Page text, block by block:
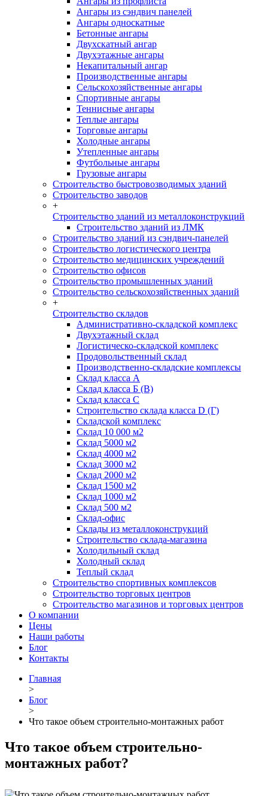
Ангары из сэндвич панелей
Ангары односкатные
Бетонные ангары
Двухскатный ангар
Двухэтажные ангары
Некапитальный ангар
Производственные ангары
Сельскохозяйственные ангары
Спортивные ангары
Теннисные ангары
Теплые ангары
Торговые ангары
Холодные ангары
Утепленные ангары
Футбольные ангары
Грузовые ангары
Строительство быстровозводимых зданий
Строительство заводов
+
Строительство зданий из металлоконструкций
Строительство зданий из ЛМК
Строительство зданий из сэндвич-панелей
Строительство логистического центра
Строительство медицинских учреждений
Строительство офисов
Строительство промышленных зданий
Строительство сельскохозяйственных зданий
+
Строительство складов
Административно-складской комплекс
Двухэтажный склад
Логистическо-складской комплекс
Продовольственный склад
Производственно-складские комплексы
Склад класса А
Склад класса Б (B)
Склад класса С
Строительство склада класса D (Г)
Складской комплекс
Склад 10 000 м2
Склад 5000 м2
Склад 4000 м2
Склад 3000 м2
Склад 2000 м2
Склад 1500 м2
Склад 1000 м2
Склад 500 м2
Склад-офис
Склады из металлоконструкций
Строительство склада-магазина
Холодильный склад
Холодный склад
Теплый склад
Строительство спортивных комплексов
Строительство торговых центров
Строительство магазинов и торговых центров
О компании
Цены
Наши работы
Блог
Контакты
Главная
>
Блог
>
Что такое объем строительно-монтажных работ
Что такое объем строительно-
монтажных работ?